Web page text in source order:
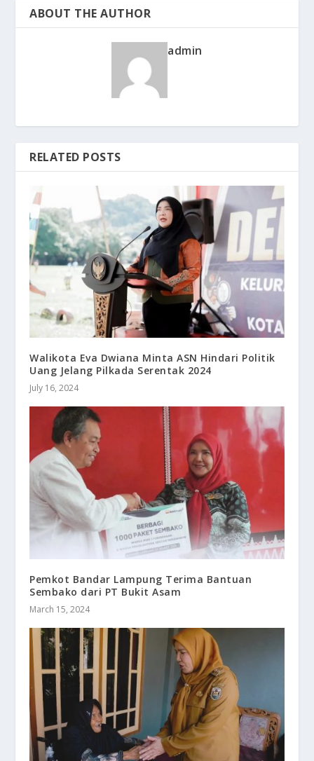
ABOUT THE AUTHOR
admin
RELATED POSTS
Walikota Eva Dwiana Minta ASN Hindari Politik
Uang Jelang Pilkada Serentak 2024
July 16, 2024
Pemkot Bandar Lampung Terima Bantuan
Sembako dari PT Bukit Asam
March 15, 2024